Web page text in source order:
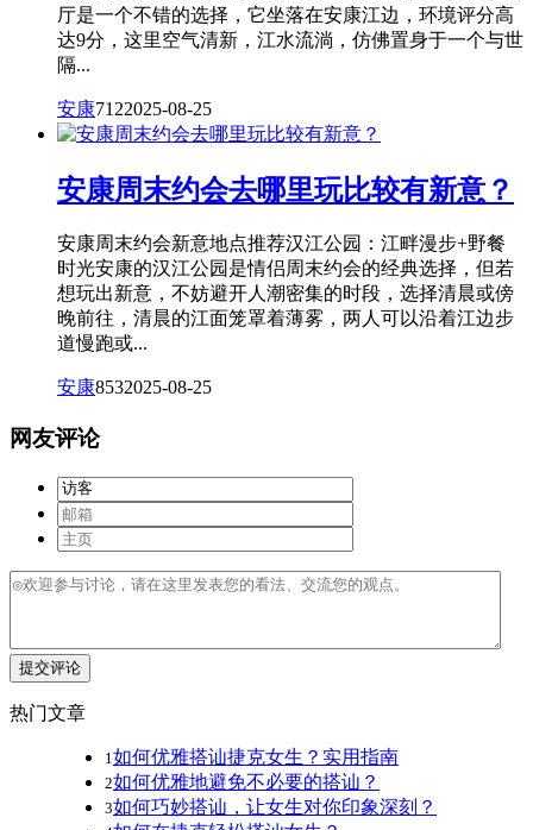
厅是一个不错的选择，它坐落在安康江边，环境评分高
达9分，这里空气清新，江水流淌，仿佛置身于一个与世
隔...
安康7122025-08-25
安康周末约会去哪里玩比较有新意？
安康周末约会新意地点推荐汉江公园：江畔漫步+野餐
时光安康的汉江公园是情侣周末约会的经典选择，但若
想玩出新意，不妨避开人潮密集的时段，选择清晨或傍
晚前往，清晨的江面笼罩着薄雾，两人可以沿着江边步
道慢跑或...
安康8532025-08-25
网友评论
提交评论
热门文章
1 如何优雅搭讪捷克女生？实用指南
2如何优雅地避免不必要的搭讪？
3如何巧妙搭讪，让女生对你印象深刻？